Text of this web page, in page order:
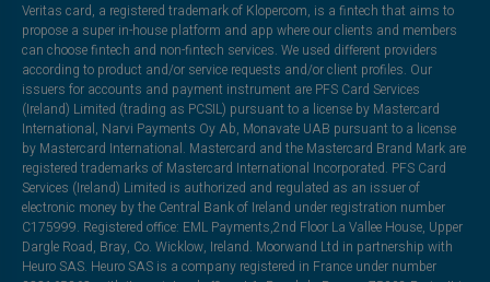
Veritas card, a registered trademark of Klopercom, is a fintech that aims to
propose a super in-house platform and app where our clients and members
can choose fintech and non-fintech services. We used different providers
according to product and/or service requests and/or client profiles. Our
issuers for accounts and payment instrument are PFS Card Services
(Ireland) Limited (trading as PCSIL) pursuant to a license by Mastercard
International, Narvi Payments Oy Ab, Monavate UAB pursuant to a license
by Mastercard International. Mastercard and the Mastercard Brand Mark are
registered trademarks of Mastercard International Incorporated. PFS Card
Services (Ireland) Limited is authorized and regulated as an issuer of
electronic money by the Central Bank of Ireland under registration number
C175999. Registered office: EML Payments,2nd Floor La Vallee House, Upper
Dargle Road, Bray, Co. Wicklow, Ireland. Moorwand Ltd in partnership with
Heuro SAS. Heuro SAS is a company registered in France under number